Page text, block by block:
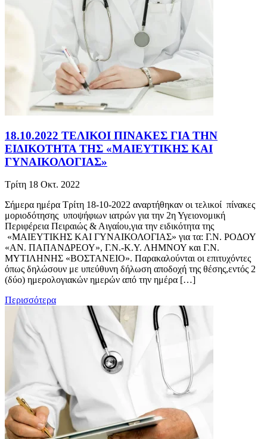
18.10.2022 ΤΕΛΙΚΟΙ ΠΙΝΑΚΕΣ ΓΙΑ ΤΗΝ
ΕΙΔΙΚΟΤΗΤΑ ΤΗΣ «ΜΑΙΕΥΤΙΚΗΣ ΚΑΙ
ΓΥΝΑΙΚΟΛΟΓΙΑΣ»
Τρίτη 18 Οκτ. 2022
Σήμερα ημέρα Τρίτη 18-10-2022 αναρτήθηκαν οι τελικοί πίνακες
μοριοδότησης υποψήφιων ιατρών για την 2η Υγειονομική
Περιφέρεια Πειραιώς & Αιγαίου,για την ειδικότητα της
«ΜΑΙΕΥΤΙΚΗΣ ΚΑΙ ΓΥΝΑΙΚΟΛΟΓΙΑΣ» για τα: Γ.Ν. ΡΟΔΟΥ
«ΑΝ. ΠΑΠΑΝΔΡΕΟΥ», Γ.Ν.-Κ.Υ. ΛΗΜΝΟΥ και Γ.Ν.
ΜΥΤΙΛΗΝΗΣ «ΒΟΣΤΑΝΕΙΟ». Παρακαλούνται οι επιτυχόντες
όπως δηλώσουν με υπεύθυνη δήλωση αποδοχή της θέσης,εντός 2
(δύο) ημερολογιακών ημερών από την ημέρα […]
Περισσότερα